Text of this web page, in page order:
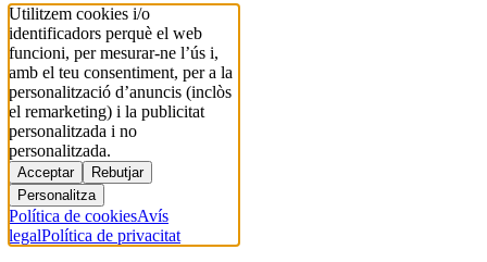
Utilitzem cookies i/o
identificadors perquè el web
funcioni, per mesurar-ne l’ús i,
amb el teu consentiment, per a la
personalització d’anuncis (inclòs
el remarketing) i la publicitat
personalitzada i no
personalitzada.
Acceptar
Rebutjar
Personalitza
Política de cookiesAvís
legalPolítica de privacitat